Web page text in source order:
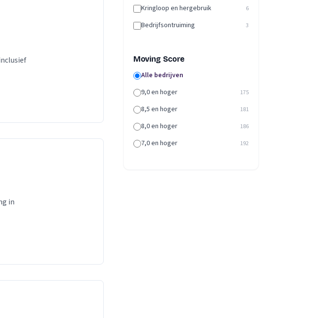
in
Kringloop en hergebruik 6
Bedrijfsontruiming 3
Moving Score
Alle bedrijven
9,0 en hoger
175
8,5 en hoger 181
8,0 en hoger 186
7,0 en hoger 192